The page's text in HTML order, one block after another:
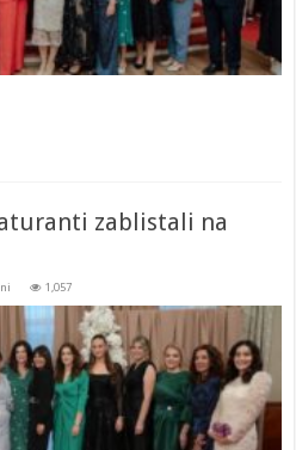
zablistali na
Maturanti
zablistali
na
maturalnoj
zabavi
1,057